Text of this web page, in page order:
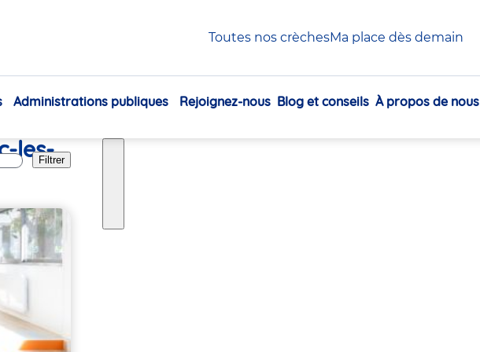
Toutes nos crèchesMa place dès demain
Navigation
Administrations publiques Rejoignez-nous Blog et conseils À propos de nous
Filtrer
les-
30
30